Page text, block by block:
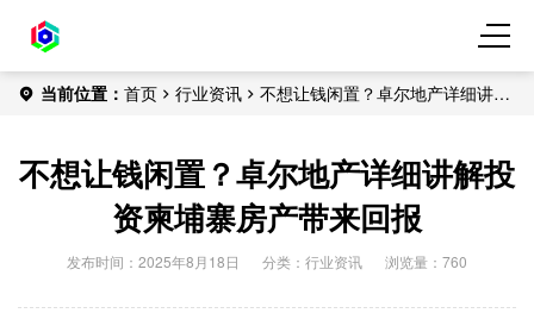
当前位置： 首页 行业资讯
不想让钱闲置？卓尔地产详细讲解
不想让钱闲置？卓尔地产详细讲解投
资柬埔寨房产带来回报
发布时间：2025年8月18日 分类： 行业资讯 浏览量：760